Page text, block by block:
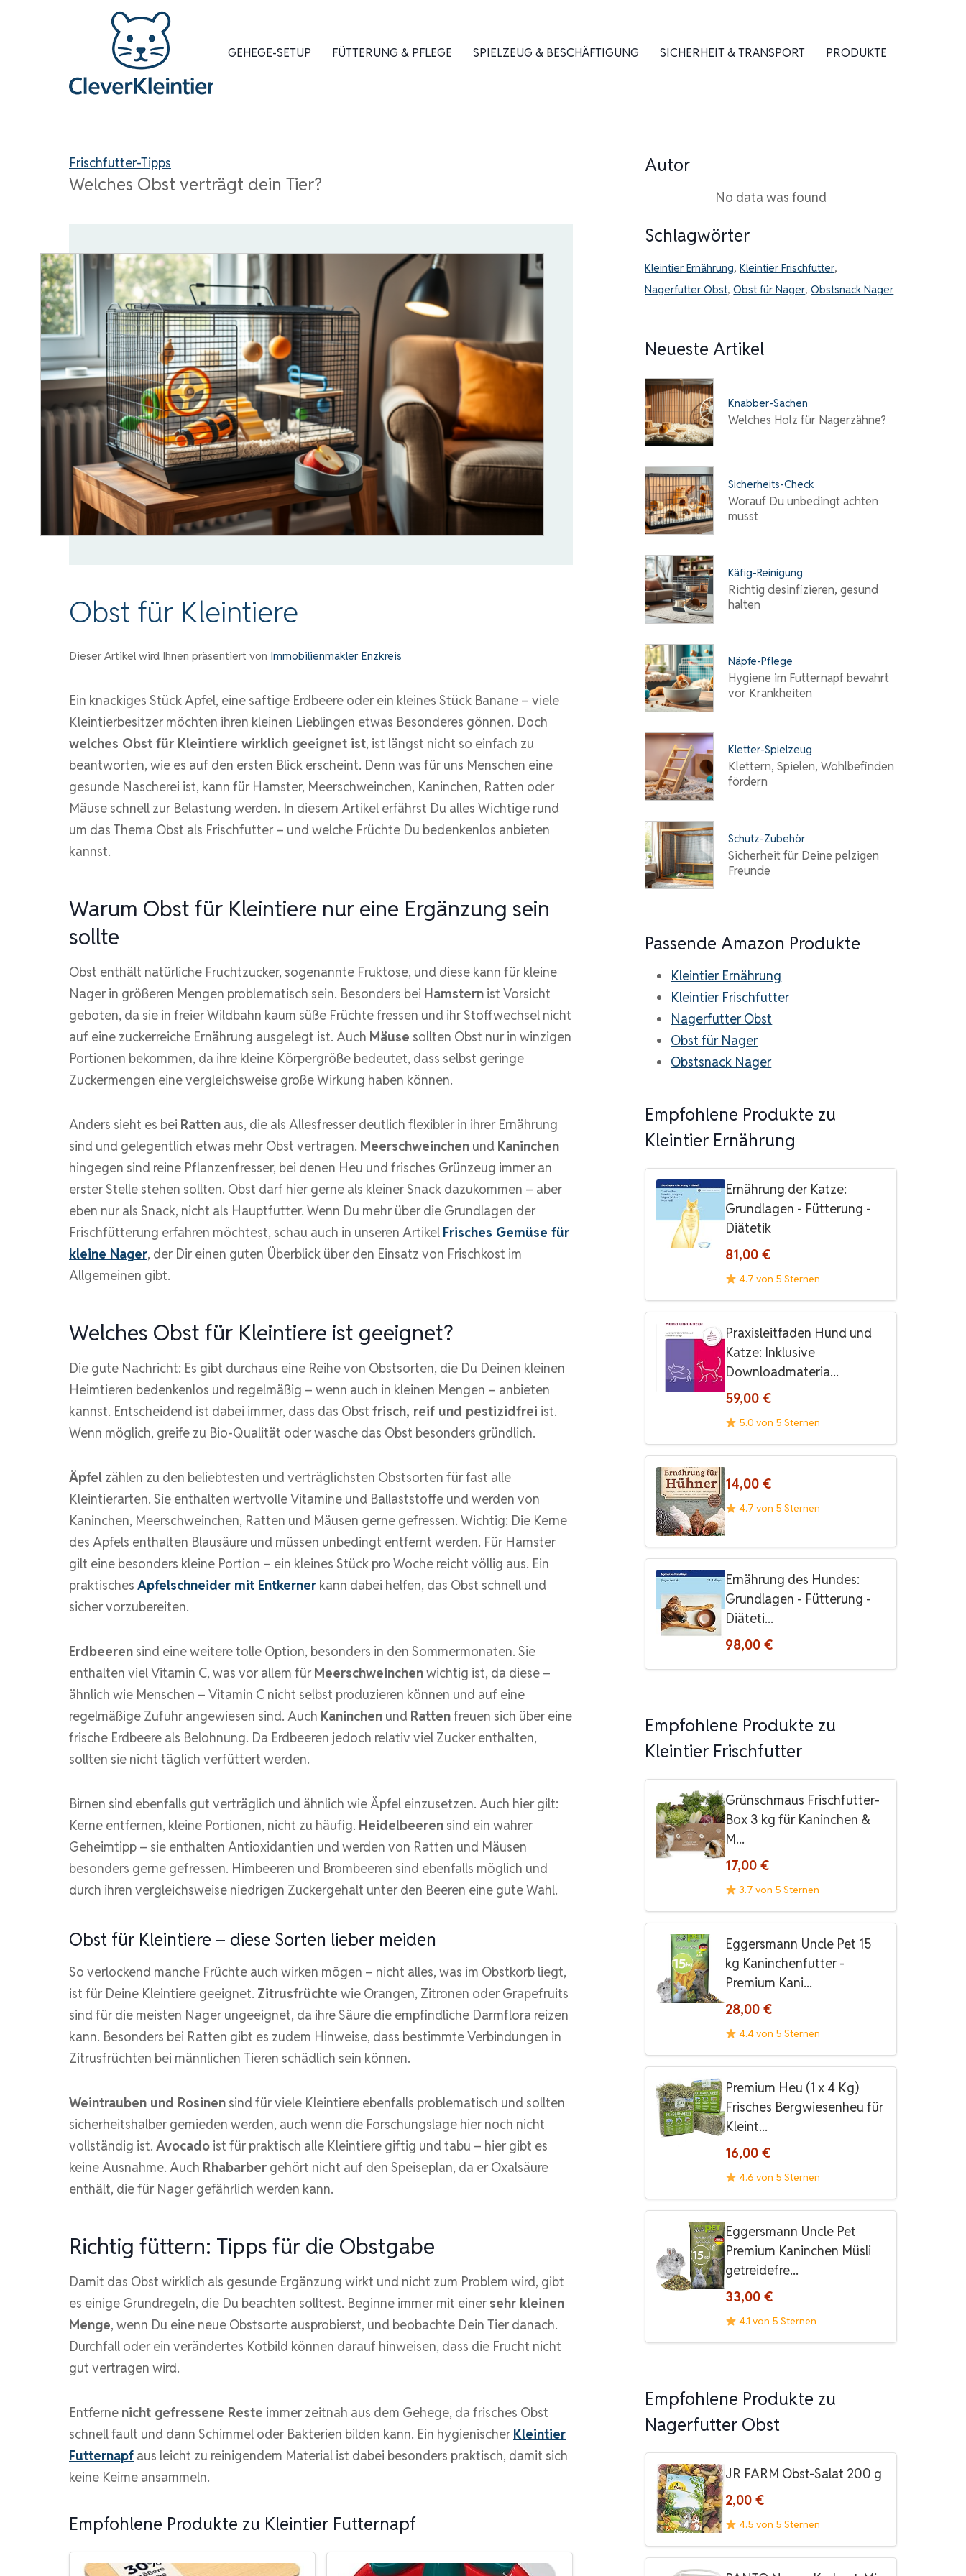
GEHEGE-SETUP FÜTTERUNG & PFLEGE SPIELZEUG & BESCHÄFTIGUNG SICHERHEIT & TRANSPORT PRODUKTE
Frischfutter-Tipps
Welches Obst verträgt dein Tier?
Obst für Kleintiere
Dieser Artikel wird Ihnen präsentiert von Immobilienmakler Enzkreis
Ein knackiges Stück Apfel, eine saftige Erdbeere oder ein kleines Stück Banane – viele
Kleintierbesitzer möchten ihren kleinen Lieblingen etwas Besonderes gönnen. Doch
welches Obst für Kleintiere wirklich geeignet ist, ist längst nicht so einfach zu
beantworten, wie es auf den ersten Blick erscheint. Denn was für uns Menschen eine
gesunde Nascherei ist, kann für Hamster, Meerschweinchen, Kaninchen, Ratten oder
Mäuse schnell zur Belastung werden. In diesem Artikel erfährst Du alles Wichtige rund
um das Thema Obst als Frischfutter – und welche Früchte Du bedenkenlos anbieten
kannst.
Warum Obst für Kleintiere nur eine Ergänzung sein
sollte
Obst enthält natürliche Fruchtzucker, sogenannte Fruktose, und diese kann für kleine
Nager in größeren Mengen problematisch sein. Besonders bei Hamstern ist Vorsicht
geboten, da sie in freier Wildbahn kaum süße Früchte fressen und ihr Stoffwechsel nicht
auf eine zuckerreiche Ernährung ausgelegt ist. Auch Mäuse sollten Obst nur in winzigen
Portionen bekommen, da ihre kleine Körpergröße bedeutet, dass selbst geringe
Zuckermengen eine vergleichsweise große Wirkung haben können.
Anders sieht es bei Ratten aus, die als Allesfresser deutlich flexibler in ihrer Ernährung
sind und gelegentlich etwas mehr Obst vertragen. Meerschweinchen und Kaninchen
hingegen sind reine Pflanzenfresser, bei denen Heu und frisches Grünzeug immer an
erster Stelle stehen sollten. Obst darf hier gerne als kleiner Snack dazukommen – aber
eben nur als Snack, nicht als Hauptfutter. Wenn Du mehr über die Grundlagen der
Frischfütterung erfahren möchtest, schau auch in unseren Artikel Frisches Gemüse für
kleine Nager, der Dir einen guten Überblick über den Einsatz von Frischkost im
Allgemeinen gibt.
Welches Obst für Kleintiere ist geeignet?
Die gute Nachricht: Es gibt durchaus eine Reihe von Obstsorten, die Du Deinen kleinen
Heimtieren bedenkenlos und regelmäßig – wenn auch in kleinen Mengen – anbieten
kannst. Entscheidend ist dabei immer, dass das Obst frisch, reif und pestizidfrei ist.
Wenn möglich, greife zu Bio-Qualität oder wasche das Obst besonders gründlich.
Äpfel zählen zu den beliebtesten und verträglichsten Obstsorten für fast alle
Kleintierarten. Sie enthalten wertvolle Vitamine und Ballaststoffe und werden von
Kaninchen, Meerschweinchen, Ratten und Mäusen gerne gefressen. Wichtig: Die Kerne
des Apfels enthalten Blausäure und müssen unbedingt entfernt werden. Für Hamster
gilt eine besonders kleine Portion – ein kleines Stück pro Woche reicht völlig aus. Ein
praktisches Apfelschneider mit Entkerner kann dabei helfen, das Obst schnell und
sicher vorzubereiten.
Erdbeeren sind eine weitere tolle Option, besonders in den Sommermonaten. Sie
enthalten viel Vitamin C, was vor allem fürMeerschweinchenwichtig ist, da diese –
ähnlich wie Menschen – Vitamin C nicht selbst produzieren können und auf eine
regelmäßige Zufuhr angewiesen sind. Auch Kaninchen und Rattenfreuen sich über eine
frische Erdbeere als Belohnung. Da Erdbeeren jedoch relativ viel Zucker enthalten,
sollten sie nicht täglich verfüttert werden.
Birnen sind ebenfalls gut verträglich und ähnlich wie Äpfel einzusetzen. Auch hier gilt:
Kerne entfernen, kleine Portionen, nicht zu häufig. Heidelbeeren sind ein wahrer
Geheimtipp – sie enthalten Antioxidantien und werden von Ratten und Mäusen
besonders gerne gefressen. Himbeeren und Brombeeren sind ebenfalls möglich und
durch ihren vergleichsweise niedrigen Zuckergehalt unter den Beeren eine gute Wahl.
Obst für Kleintiere – diese Sorten lieber meiden
So verlockend manche Früchte auch wirken mögen – nicht alles, was im Obstkorb liegt,
ist für Deine Kleintiere geeignet. Zitrusfrüchte wie Orangen, Zitronen oder Grapefruits
sind für die meisten Nager ungeeignet, da ihre Säure die empfindliche Darmflora reizen
kann. Besonders bei Ratten gibt es zudem Hinweise, dass bestimmte Verbindungen in
Zitrusfrüchten bei männlichen Tieren schädlich sein können.
Weintrauben und Rosinen sind für viele Kleintiere ebenfalls problematisch und sollten
sicherheitshalber gemieden werden, auch wenn die Forschungslage hier noch nicht
vollständig ist. Avocado ist für praktisch alle Kleintiere giftig und tabu – hier gibt es
keine Ausnahme. Auch Rhabarber gehört nicht auf den Speiseplan, da er Oxalsäure
enthält, die für Nager gefährlich werden kann.
Richtig füttern: Tipps für die Obstgabe
Damit das Obst wirklich als gesunde Ergänzung wirkt und nicht zum Problem wird, gibt
es einige Grundregeln, die Du beachten solltest. Beginne immer mit einersehr kleinen
Menge, wenn Du eine neue Obstsorte ausprobierst, und beobachte Dein Tier danach.
Durchfall oder ein verändertes Kotbild können darauf hinweisen, dass die Frucht nicht
gut vertragen wird.
Entferne nicht gefressene Reste immer zeitnah aus dem Gehege, da frisches Obst
schnell fault und dann Schimmel oder Bakterien bilden kann. Ein hygienischerKleintier
Futternapf aus leicht zu reinigendem Material ist dabei besonders praktisch, damit sich
keine Keime ansammeln.
Empfohlene Produkte zu Kleintier Futternapf
Autor
No data was found
Schlagwörter
Kleintier Ernährung, Kleintier Frischfutter,
Nagerfutter Obst, Obst für Nager, Obstsnack Nager
Neueste Artikel
Knabber-Sachen
Welches Holz für Nagerzähne?
Sicherheits-Check
Worauf Du unbedingt achten
musst
Käfig-Reinigung
Richtig desinfizieren, gesund
halten
Näpfe-Pflege
Hygiene im Futternapf bewahrt
vor Krankheiten
Kletter-Spielzeug
Klettern, Spielen, Wohlbefinden
fördern
Schutz-Zubehör
Sicherheit für Deine pelzigen
Freunde
Passende Amazon Produkte
Kleintier Ernährung
Kleintier Frischfutter
Nagerfutter Obst
Obst für Nager
Obstsnack Nager
Empfohlene Produkte zu
Kleintier Ernährung
Ernährung der Katze:
Grundlagen - Fütterung -
Diätetik
81,00 €
4.7 von 5 Sternen
Praxisleitfaden Hund und
Katze: Inklusive
Downloadmateria...
59,00 €
5.0 von 5 Sternen
14,00 €
4.7 von 5 Sternen
Ernährung des Hundes:
Grundlagen - Fütterung -
Diäteti...
98,00 €
Empfohlene Produkte zu
Kleintier Frischfutter
Grünschmaus Frischfutter-
Box 3 kg für Kaninchen &
M...
17,00 €
3.7 von 5 Sternen
Eggersmann Uncle Pet 15
kg Kaninchenfutter -
Premium Kani...
28,00 €
4.4 von 5 Sternen
Premium Heu (1 x 4 Kg)
Frisches Bergwiesenheu für
Kleint...
16,00 €
4.6 von 5 Sternen
Eggersmann Uncle Pet
Premium Kaninchen Müsli
getreidefre...
33,00 €
4.1 von 5 Sternen
Empfohlene Produkte zu
Nagerfutter Obst
JR FARM Obst-Salat 200 g
2,00 €
4.5 von 5 Sternen